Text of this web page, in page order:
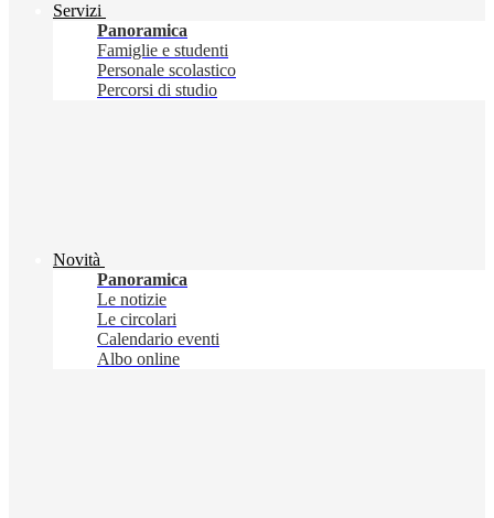
Servizi
Panoramica
Famiglie e studenti
Personale scolastico
Percorsi di studio
Novità
Panoramica
Le notizie
Le circolari
Calendario eventi
Albo online